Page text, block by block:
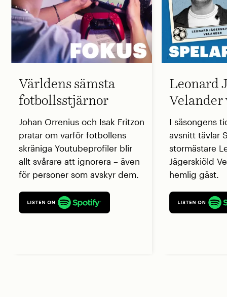
Världens sämsta
fotbollsstjärnor
Johan Orrenius och Isak Fritzon
pratar om varför fotbollens
skräniga Youtubeprofiler blir
allt svårare att ignorera – även
för personer som avskyr dem.
Leonard
Velander
I säsongens
avsnitt tävlar
stormästare
Jägerskiöld
hemlig gäst.